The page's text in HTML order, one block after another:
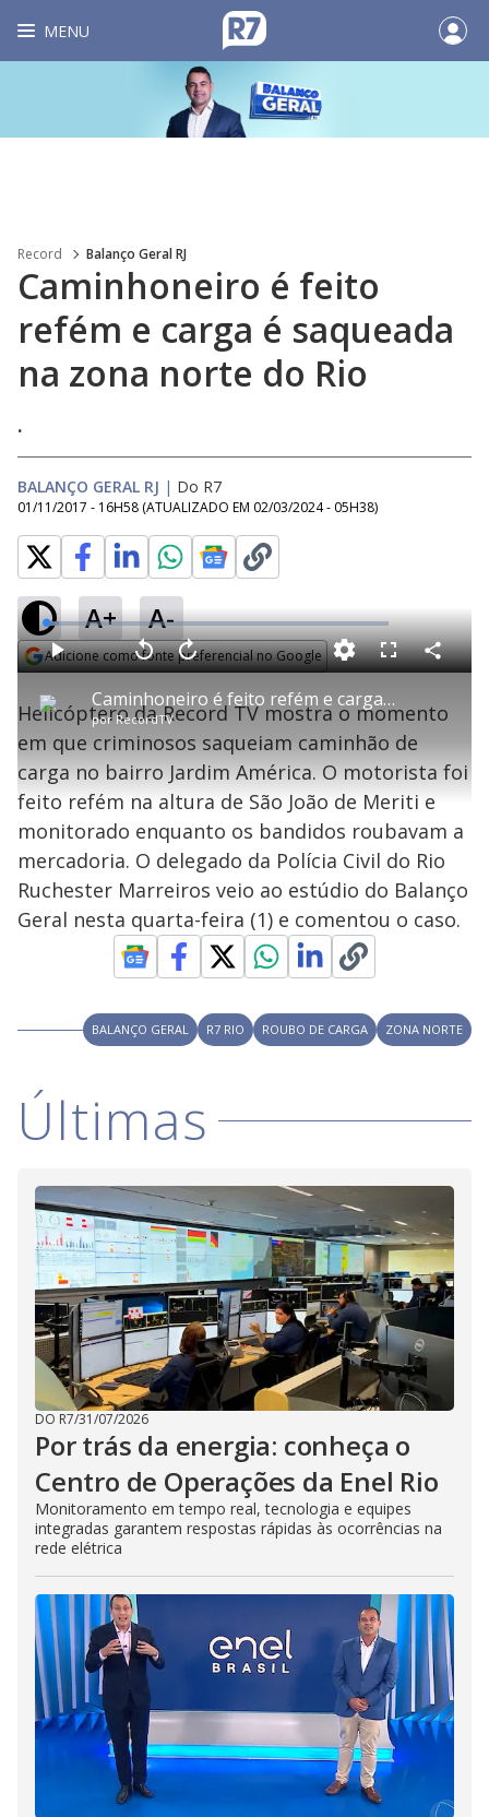
MENU
Record Balanço Geral RJ
Caminhoneiro é feito
refém e carga é saqueada
na zona norte do Rio
.
BALANÇO GERAL RJ | Do R7
01/11/2017 - 16H58 (ATUALIZADO EM 02/03/2024 - 05H38)
A+ A-
Adicione como fonte preferencial no Google
P
l
a
y
V
i
d
e
o
Caminhoneiro é feito refém e carga é saqueada na zona norte do Rio
por RecordTV
P V
l
t
a
r
0
e
g
n
d
s
A
n
ç
a
1
e
u
n
o
s
M
u
L
o
a
d
e
3
.
6
9
%
F
l
s
c
n
C
o
a
r
a
Helicóptero da Record TV mostra o momento
em que criminosos saqueiam caminhão de
carga no bairro Jardim América. O motorista foi
feito refém na altura de São João de Meriti e
monitorado enquanto os bandidos roubavam a
mercadoria. O delegado da Polícia Civil do Rio
Ruchester Marreiros veio ao estúdio do Balanço
Geral nesta quarta-feira (1) e comentou o caso.
BALANÇO GERAL R7 RIO ROUBO DE CARGA ZONA NORTE
Últimas
DO R7/31/07/2026
Por trás da energia: conheça o
Centro de Operações da Enel Rio
Monitoramento em tempo real, tecnologia e equipes
integradas garantem respostas rápidas às ocorrências na
rede elétrica